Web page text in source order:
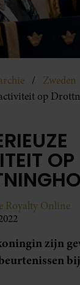
Zweden
op
OP
Royalty Online
zijn